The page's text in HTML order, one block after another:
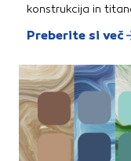
konstrukcija in
Preberite si več